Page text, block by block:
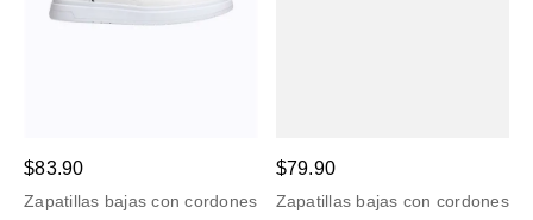
$83.90
Zapatillas bajas con cordones
$79.90
Zapatillas bajas con cordones